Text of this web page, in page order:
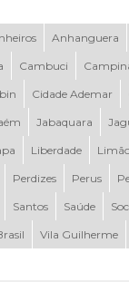
Anhanguera
Cambuci
Cidade Ademar
Jabaquara
Liberdade
Perdizes Perus
Santos Saúde
Vila Guilherme